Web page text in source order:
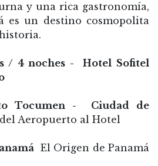
y una rica gastronomía,
es un destino cosmopolita
/ 4 noches - Hotel Sofitel
Tocumen - Ciudad de
Aeropuerto al Hotel
El Origen de Panamá